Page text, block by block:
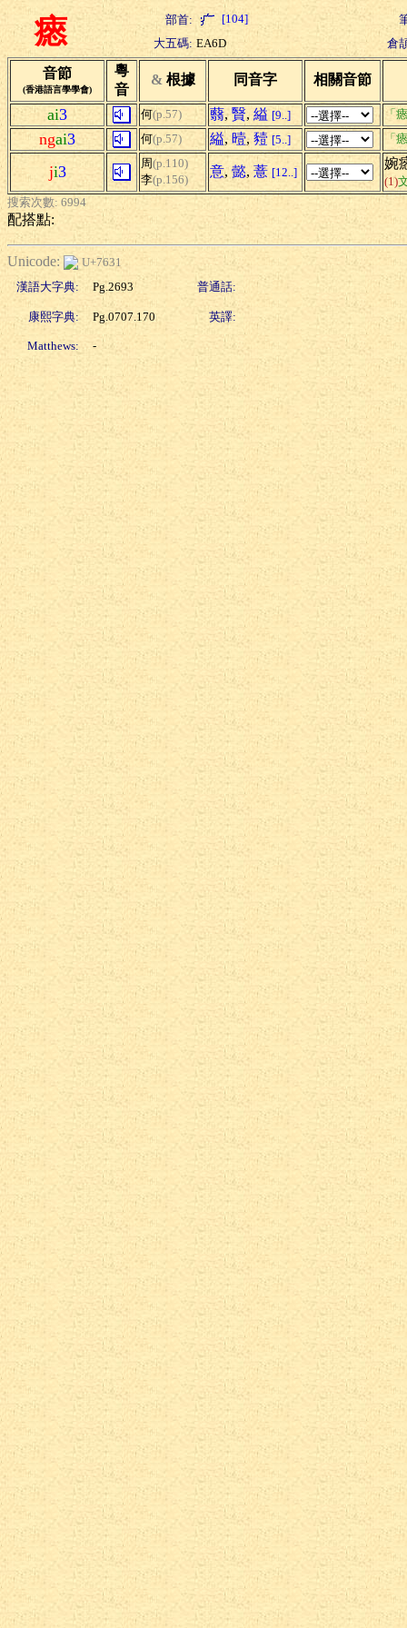
瘱 部首: [104]
大五碼: EA6D 倉
音節
(香港語言學學會)
粵
音
& 根據 同音字 相關音節
ai3 何(p.57) 蘙, 贀, 縊 [9..] 「
ngai3 何(p.57) 縊, 曀, 豷 [5..] 「
ji3 周(p.110)
李(p.156)
意, 懿, 薏 [12..]
婉
(1)
搜索次數: 6994
配搭點:
Unicode:
U+7631
漢語大字典:
Pg.2693 普通話:
康熙字典: Pg.0707.170 英譯:
Matthews: -